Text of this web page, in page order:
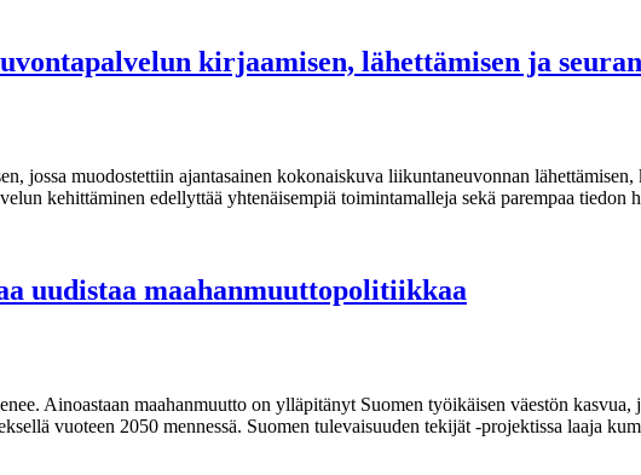
kirjaamisen, lähettämisen ja
jossa muodostettiin ajantasainen kokonaiskuva liikuntaneuvonnan
kehittäminen edellyttää yhtenäisempiä toimintamalleja sekä parempaa tiedon
uudistaa maahanmuuttopolitiikkaa
Ainoastaan maahanmuutto on ylläpitänyt Suomen työikäisen väestön
vuoteen 2050 mennessä. Suomen tulevaisuuden tekijät -projektissa laaja